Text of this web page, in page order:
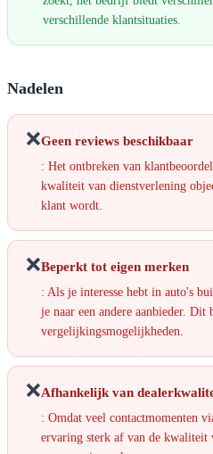
verschillende klantsituaties.
Nadelen
❌Geen reviews beschikbaar
: Het ontbreken van
kwaliteit van dienstverlening
klant wordt.
❌Beperkt tot eigen merken
: Als je interesse hebt in auto's
je naar een andere aanbieder. Dit
vergelijkingsmogelijkheden.
❌Afhankelijk van
: Omdat veel contactmomenten
ervaring sterk af van de kwaliteit